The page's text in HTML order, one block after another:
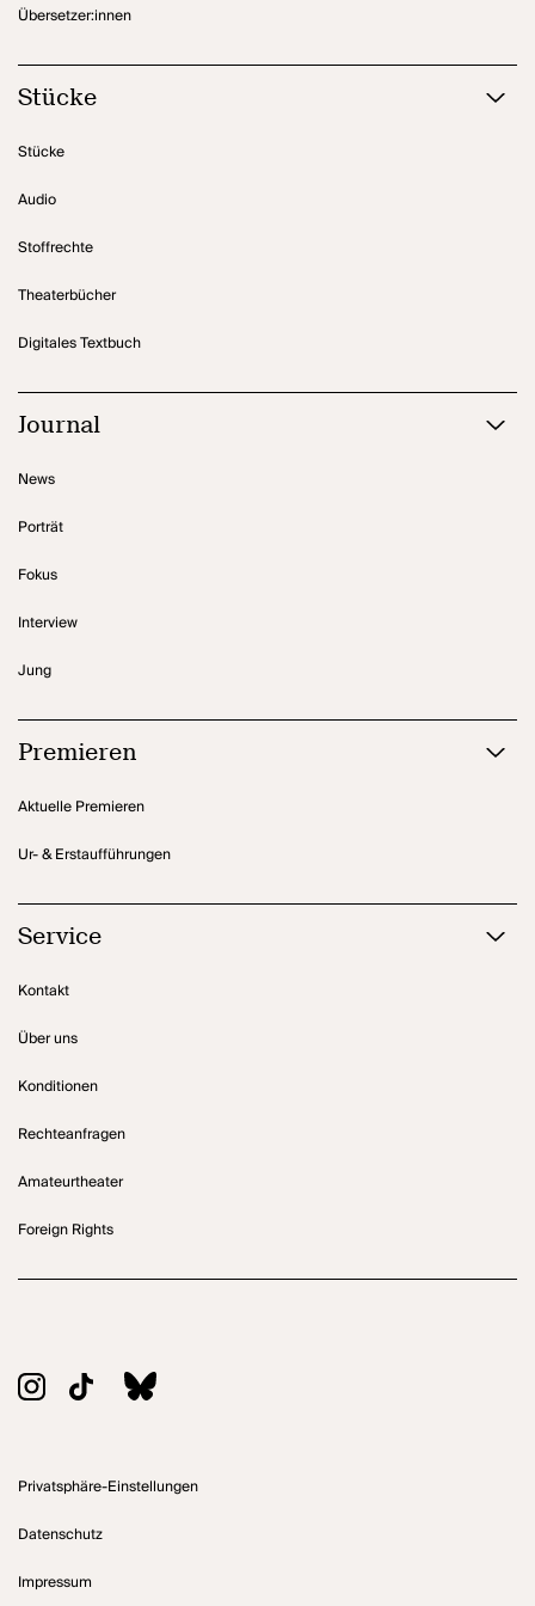
Übersetzer:innen
Stücke
Stücke
Audio
Stoffrechte
Theaterbücher
Digitales Textbuch
Journal
News
Porträt
Fokus
Interview
Jung
Premieren
Aktuelle Premieren
Ur- & Erstaufführungen
Service
Kontakt
Über uns
Konditionen
Rechteanfragen
Amateurtheater
Foreign Rights
Privatsphäre-Einstellungen
Datenschutz
Impressum